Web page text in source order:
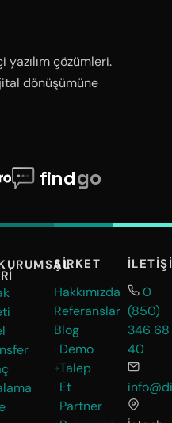
çözümleri.
dönüşümüne
ŞIRKET
Hakkımızda
Referanslar
Blog
Demo
Talep
Et
Partner
0
(850)
346 68
40